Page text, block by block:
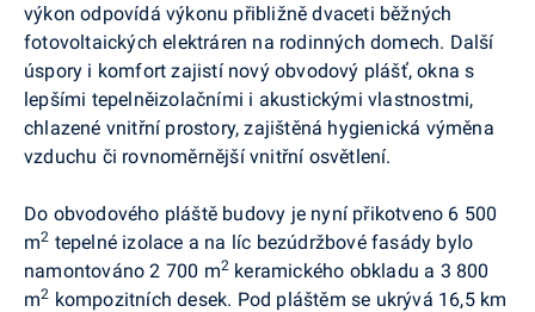
výkon odpovídá výkonu přibližně dvaceti běžných
fotovoltaických elektráren na rodinných domech. Další
úspory i komfort zajistí nový obvodový plášť, okna s
lepšími tepelněizolačními i akustickými vlastnostmi,
chlazené vnitřní prostory, zajištěná hygienická výměna
vzduchu či rovnoměrnější vnitřní osvětlení.
Do obvodového pláště budovy je nyní přikotveno 6 500
m2 tepelné izolace a na líc bezúdržbové fasády bylo
namontováno 2 700 m2 keramického obkladu a 3 800
m2 kompozitních desek. Pod pláštěm se ukrývá 16,5 km